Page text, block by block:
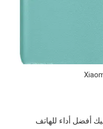
أفضل أداء للهاتف